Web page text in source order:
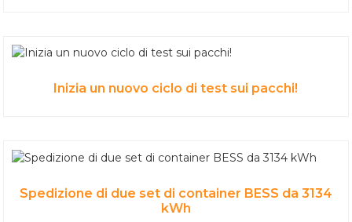
Inizia un nuovo ciclo di test sui pacchi!
Spedizione di due set di container BESS da 3134
kWh